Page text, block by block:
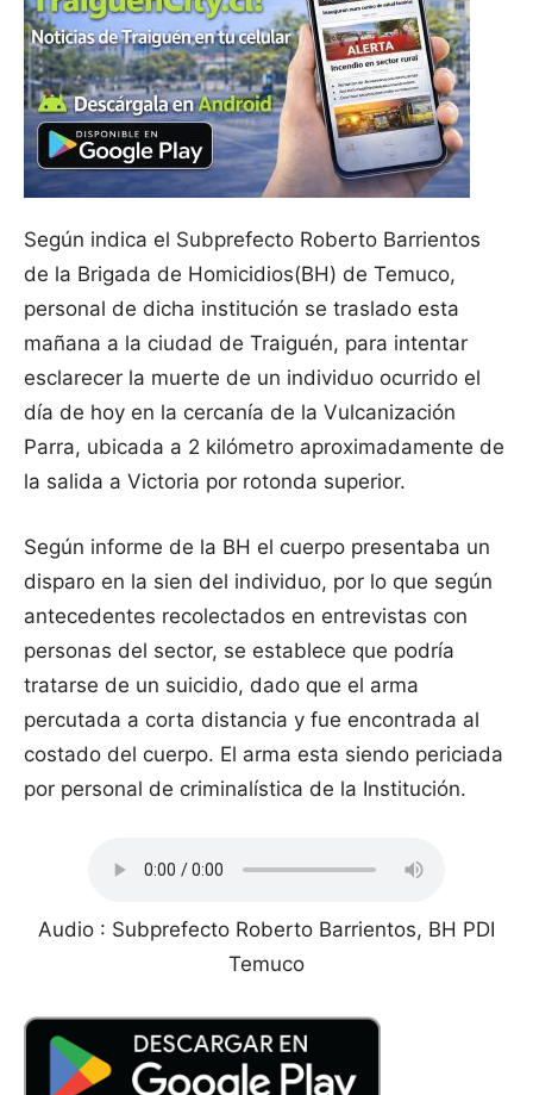
Según indica el Subprefecto Roberto Barrientos
de la Brigada de Homicidios(BH) de Temuco,
personal de dicha institución se traslado esta
mañana a la ciudad de Traiguén, para intentar
esclarecer la muerte de un individuo ocurrido el
día de hoy en la cercanía de la Vulcanización
Parra, ubicada a 2 kilómetro aproximadamente de
la salida a Victoria por rotonda superior.
Según informe de la BH el cuerpo presentaba un
disparo en la sien del individuo, por lo que según
antecedentes recolectados en entrevistas con
personas del sector, se establece que podría
tratarse de un suicidio, dado que el arma
percutada a corta distancia y fue encontrada al
costado del cuerpo. El arma esta siendo periciada
por personal de criminalística de la Institución.
Audio : Subprefecto Roberto Barrientos, BH PDI
Temuco